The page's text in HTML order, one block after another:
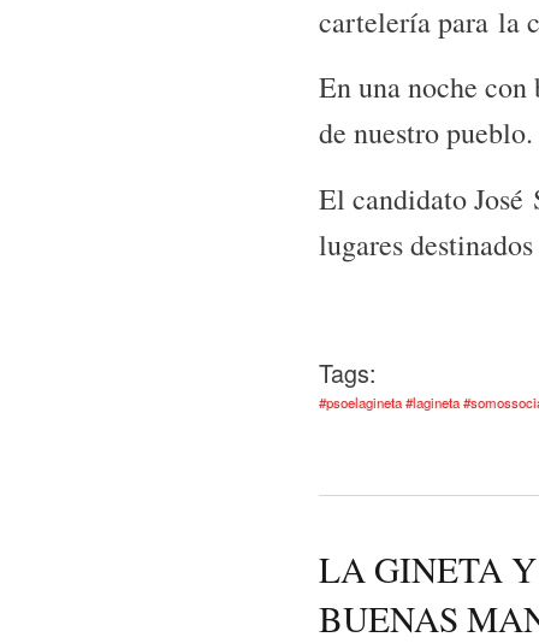
cartelería para la
En una noche
de nuestro pueblo.
El candidato José
lugares
Tags:
#psoelagineta #lagineta
LA GINETA
BUENAS